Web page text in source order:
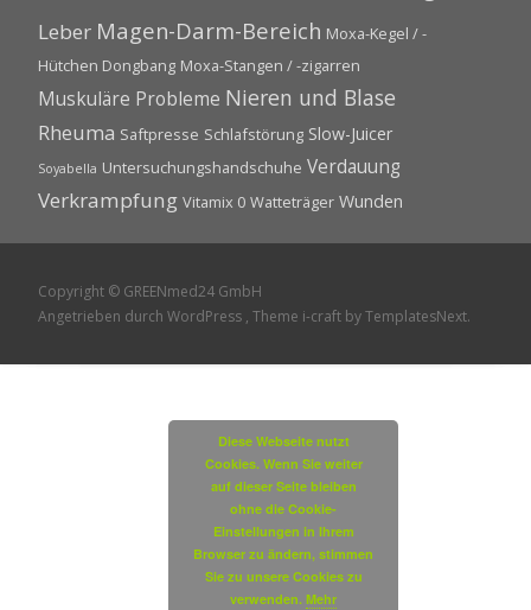
Leber Magen-Darm-Bereich Moxa-Kegel / -
Hütchen Dongbang Moxa-Stangen / -zigarren
Muskuläre Probleme Nieren und Blase
Rheuma Saftpresse Schlafstörung Slow-Juicer
Soyabella Untersuchungshandschuhe Verdauung
Verkrampfung Vitamix 0 Watteträger Wunden
Copyright © GREENmed24 GmbH
Angetrieben durch WordPress , Theme i-craft by TemplatesNext.
Diese Webseite nutzt
Cookies. Wenn Sie weiter
auf dieser Seite bleiben
ohne die Cookie-
Einstellungen in Ihrem
Browser zu ändern, stimmen
Sie zu unsere Cookies zu
verwenden. Mehr